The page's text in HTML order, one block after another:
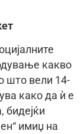
какво
што вели 14-
како да ѝ е
бидејќи
имиџ на